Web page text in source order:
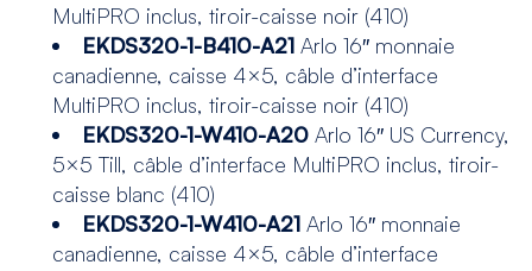
MultiPRO inclus, tiroir-caisse noir (410)
EKDS320-1-B410-A21 Arlo 16″ monnaie
canadienne, caisse 4×5, câble d’interface
MultiPRO inclus, tiroir-caisse noir (410)
EKDS320-1-W410-A20 Arlo 16″ US Currency,
5×5 Till, câble d’interface MultiPRO inclus, tiroir-
caisse blanc (410)
EKDS320-1-W410-A21 Arlo 16″ monnaie
canadienne, caisse 4×5, câble d’interface